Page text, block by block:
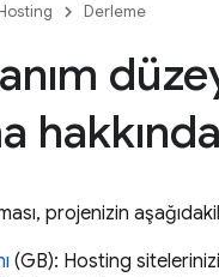
Derleme
projenizin
(GB): Hosting